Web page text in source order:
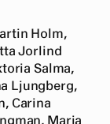
Holm,
Jorlind
Salma,
Ljungberg,
Carina
Maria